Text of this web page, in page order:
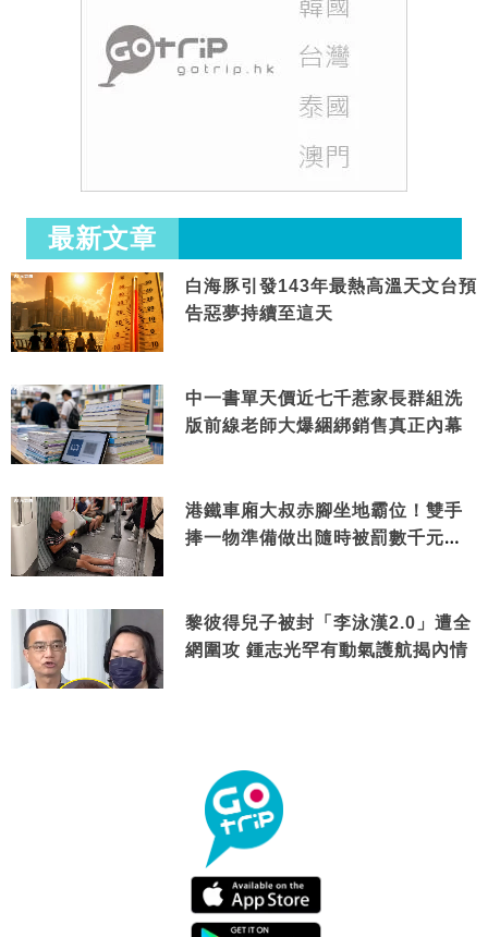
最新文章
白海豚引發143年最熱高溫天文台預
告惡夢持續至這天
中一書單天價近七千惹家長群組洗
版前線老師大爆綑綁銷售真正內幕
港鐵車廂大叔赤腳坐地霸位！雙手
捧一物準備做出隨時被罰數千元舉
黎彼得兒子被封「李泳漢2.0」遭全
網圍攻 鍾志光罕有動氣護航揭內情